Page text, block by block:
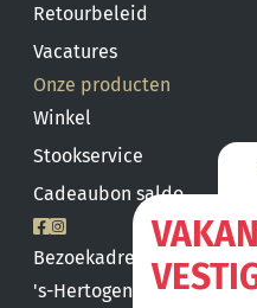
Retourbeleid
Vacatures
Onze producten
Winkel
Stookservice
Cadeaubon saldo
Bezoekadres
's-Hertogenbosch